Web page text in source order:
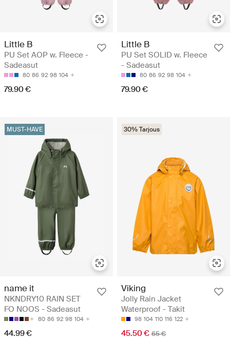
Little B
PU Set AOP w. Fleece -
Sadeasut
80 86 92 98 104
79.90 €
Little B
PU Set SOLID w. Fleece
- Sadeasut
80 86 92 98 104
79.90 €
MUST-HAVE
name it
NKNDRY10 RAIN SET
FO NOOS - Sadeasut
80 86 92 98 104
44.99 €
30% Tarjous
Viking
Jolly Rain Jacket
Waterproof - Takit
98 104 110 116 122
45.50 € 65 €